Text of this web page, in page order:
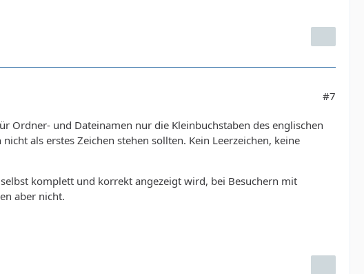
#7
Ordner- und Dateinamen nur die Kleinbuchstaben des englischen
als erstes Zeichen stehen sollten. Kein Leerzeichen, keine
komplett und korrekt angezeigt wird, bei Besuchern mit
aber nicht.